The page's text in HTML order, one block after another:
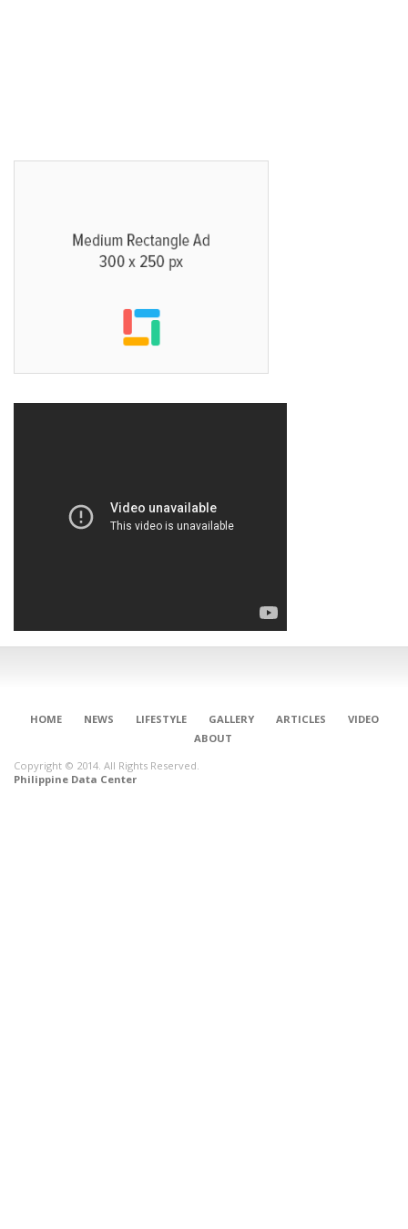
HOME NEWS LIFESTYLE GALLERY ARTICLES
VIDEO
ABOUT
Copyright © 2014. All Rights Reserved.
Philippine Data Center